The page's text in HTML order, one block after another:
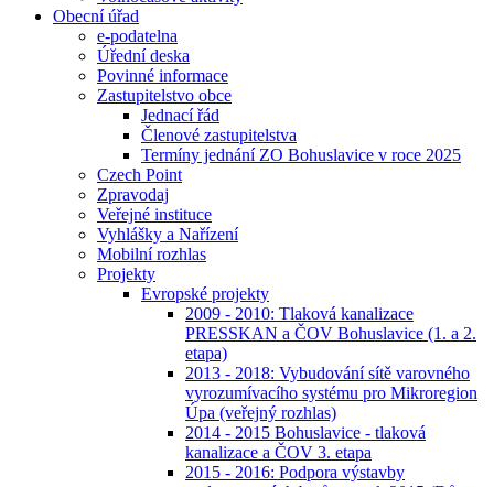
Obecní úřad
e-podatelna
Úřední deska
Povinné informace
Zastupitelstvo obce
Jednací řád
Členové zastupitelstva
Termíny jednání ZO Bohuslavice v roce 2025
Czech Point
Zpravodaj
Veřejné instituce
Vyhlášky a Nařízení
Mobilní rozhlas
Projekty
Evropské projekty
2009 - 2010: Tlaková kanalizace
PRESSKAN a ČOV Bohuslavice (1. a 2.
etapa)
2013 - 2018: Vybudování sítě varovného
vyrozumívacího systému pro Mikroregion
Úpa (veřejný rozhlas)
2014 - 2015 Bohuslavice - tlaková
kanalizace a ČOV 3. etapa
2015 - 2016: Podpora výstavby